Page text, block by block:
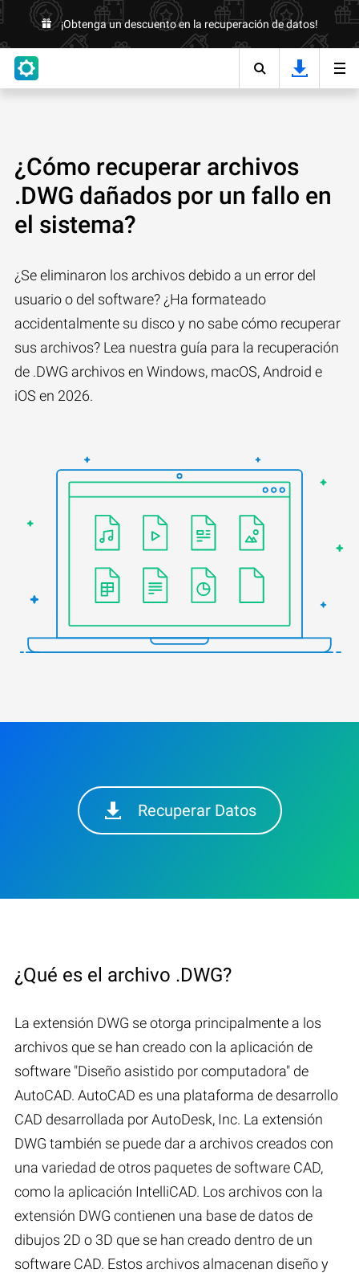
¡Obtenga un descuento en la recuperación de datos!
¿Cómo recuperar archivos
.DWG dañados por un fallo en
el sistema?
¿Se eliminaron los archivos debido a un error del
usuario o del software? ¿Ha formateado
accidentalmente su disco y no sabe cómo recuperar
sus archivos? Lea nuestra guía para la recuperación
de .DWG archivos en Windows, macOS, Android e
iOS en 2026.
Recuperar Datos
¿Qué es el archivo .DWG?
La extensión DWG se otorga principalmente a los
archivos que se han creado con la aplicación de
software "Diseño asistido por computadora" de
AutoCAD. AutoCAD es una plataforma de desarrollo
CAD desarrollada por AutoDesk, Inc. La extensión
DWG también se puede dar a archivos creados con
una variedad de otros paquetes de software CAD,
como la aplicación IntelliCAD. Los archivos con la
extensión DWG contienen una base de datos de
dibujos 2D o 3D que se han creado dentro de un
software CAD. Estos archivos almacenan diseño y